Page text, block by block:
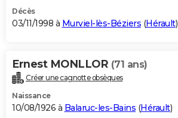
Décès
03/11/1998 à Murviel-lès-Béziers (Hérault)
Ernest MONLLOR (71 ans)
Créer une cagnotte obsèques
Naissance
10/08/1926 à Balaruc-les-Bains (Hérault)